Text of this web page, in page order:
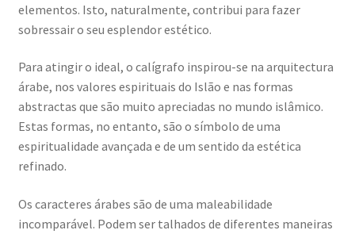
elementos. Isto, naturalmente, contribui para fazer
sobressair o seu esplendor estético.
Para atingir o ideal, o calígrafo inspirou-se na arquitectura
árabe, nos valores espirituais do Islão e nas formas
abstractas que são muito apreciadas no mundo islâmico.
Estas formas, no entanto, são o símbolo de uma
espiritualidade avançada e de um sentido da estética
refinado.
Os caracteres árabes são de uma maleabilidade
incomparável. Podem ser talhados de diferentes maneiras